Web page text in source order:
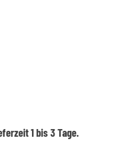
1 bis 3 Tage.